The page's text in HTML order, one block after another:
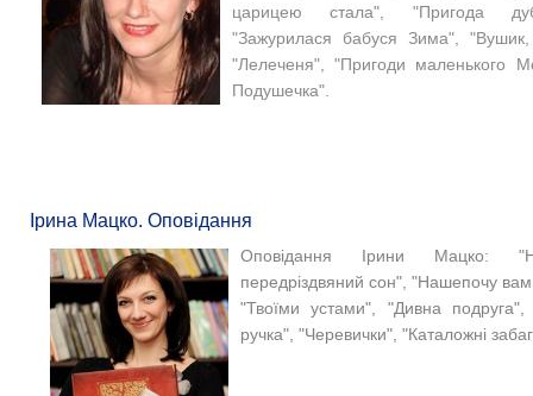
царицею стала", "Пригода
"Зажурилася бабуся Зима",
"Лелеченя", "Пригоди маленького
Подушечка".
Ірина Мацко. Оповідання
Оповідання Ірини Мацко:
передріздвяний сон", "Нашепочу
"Твоїми устами", "Дивна
ручка", "Черевички", "Каталожні